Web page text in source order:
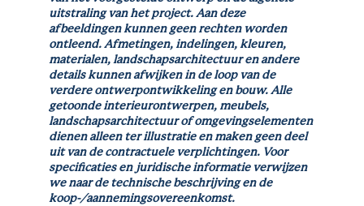
uitstraling van het project. Aan deze
afbeeldingen kunnen geen rechten worden
ontleend. Afmetingen, indelingen, kleuren,
materialen, landschapsarchitectuur en andere
details kunnen afwijken in de loop van de
verdere ontwerpontwikkeling en bouw. Alle
getoonde interieurontwerpen, meubels,
landschapsarchitectuur of omgevingselementen
dienen alleen ter illustratie en maken geen deel
uit van de contractuele verplichtingen. Voor
specificaties en juridische informatie verwijzen
we naar de technische beschrijving en de
koop-/aannemingsovereenkomst.